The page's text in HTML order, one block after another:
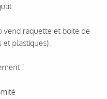
vend raquette et boite de
plastiques).
!